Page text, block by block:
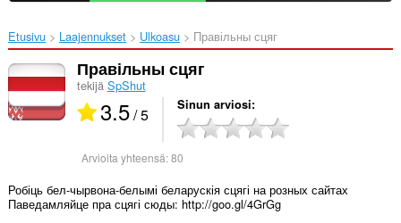
Etusivu Laajennukset Ulkoasu Правільны сцяг‎
Правільны сцяг
tekijä SpShut
3.5/ 5 Sinun arviosi
Arvioita yhteensä:80
Робіць бел-чырвона-белымі беларускія сцягі на розных сайтах
Паведамляйце пра сцягі сюды: http://goo.gl/4GrGg